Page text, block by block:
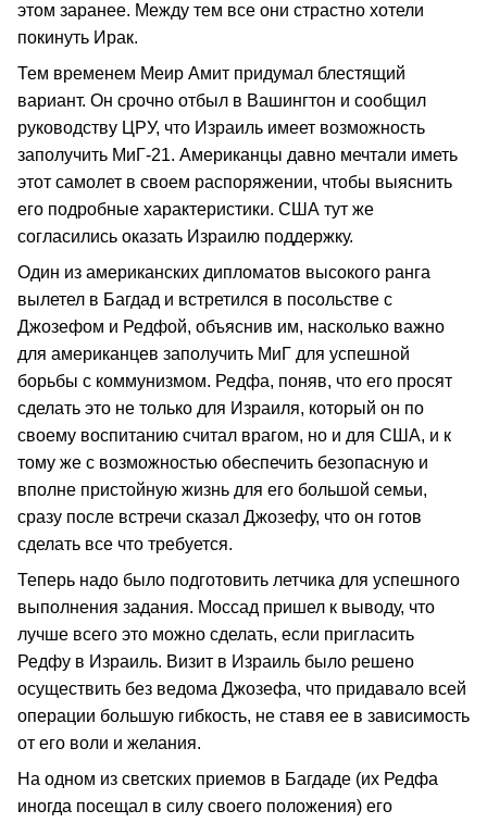
этом заранее. Между тем все они страстно хотели
покинуть Ирак.
Тем временем Меир Амит придумал блестящий
вариант. Он срочно отбыл в Вашингтон и сообщил
руководству ЦРУ, что Израиль имеет возможность
заполучить МиГ-21. Американцы давно мечтали иметь
этот самолет в своем распоряжении, чтобы выяснить
его подробные характеристики. США тут же
согласились оказать Израилю поддержку.
Один из американских дипломатов высокого ранга
вылетел в Багдад и встретился в посольстве с
Джозефом и Редфой, объяснив им, насколько важно
для американцев заполучить МиГ для успешной
борьбы с коммунизмом. Редфа, поняв, что его просят
сделать это не только для Израиля, который он по
своему воспитанию считал врагом, но и для США, и к
тому же с возможностью обеспечить безопасную и
вполне пристойную жизнь для его большой семьи,
сразу после встречи сказал Джозефу, что он готов
сделать все что требуется.
Теперь надо было подготовить летчика для успешного
выполнения задания. Моссад пришел к выводу, что
лучше всего это можно сделать, если пригласить
Редфу в Израиль. Визит в Израиль было решено
осуществить без ведома Джозефа, что придавало всей
операции большую гибкость, не ставя ее в зависимость
от его воли и желания.
На одном из светских приемов в Багдаде (их Редфа
иногда посещал в силу своего положения) его